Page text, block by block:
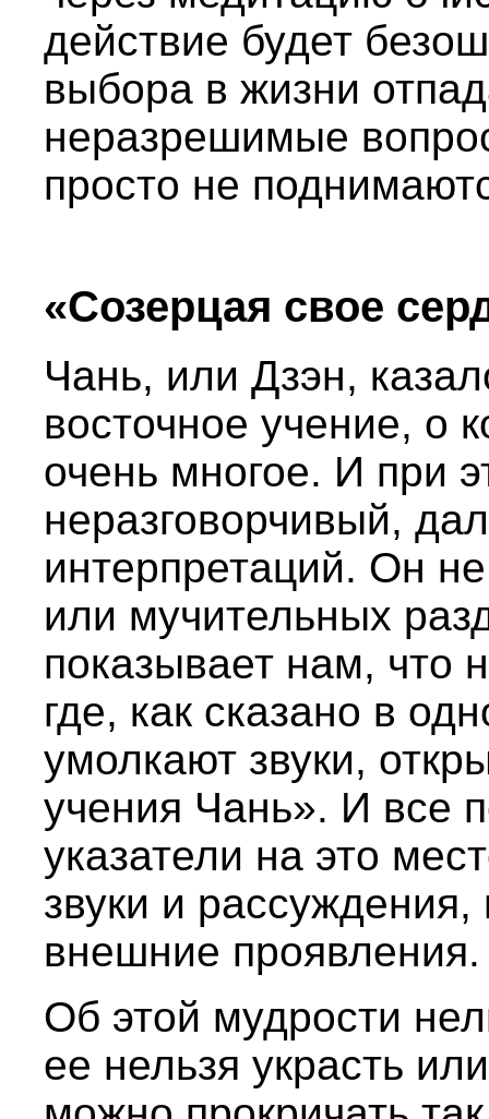
действие будет
выбора в жизни
неразрешимые
просто не
«Созерцая свое
Чань, или Дзэн,
восточное учение, о
очень многое. И при
неразговорчивый,
интерпретаций. Он
или мучительных
показывает нам, что
где, как сказано в
умолкают звуки,
учения Чань». И все
указатели на это
звуки и
внешние проявления.
Об этой мудрости
ее нельзя украсть